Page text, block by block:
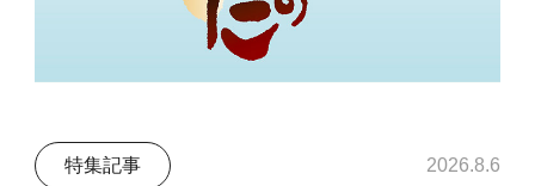
特集記事 2026.8.6